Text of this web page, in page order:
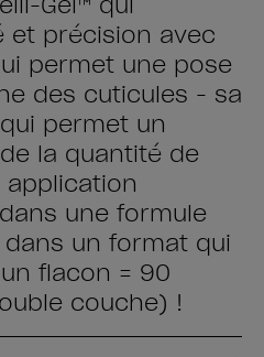
et précision avec
permet une pose
des cuticules - sa
permet un
la quantité de
une formule
un format qui
flacon = 90
couche) !